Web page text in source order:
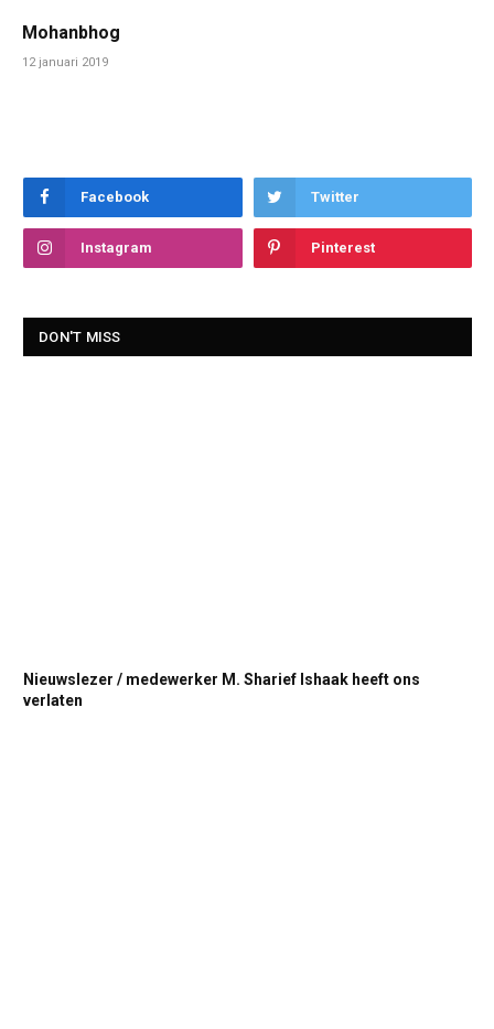
Mohanbhog
12 januari 2019
Facebook Twitter
Instagram Pinterest
DON'T MISS
Nieuwslezer / medewerker M. Sharief Ishaak heeft ons
verlaten